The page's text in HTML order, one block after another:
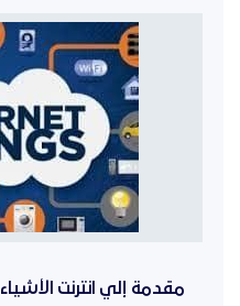
مقدمة إلي انترنت الأشياء